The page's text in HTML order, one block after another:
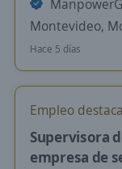
Montevideo,
Hace 5 días
Empleo
Supervisora
empresa de